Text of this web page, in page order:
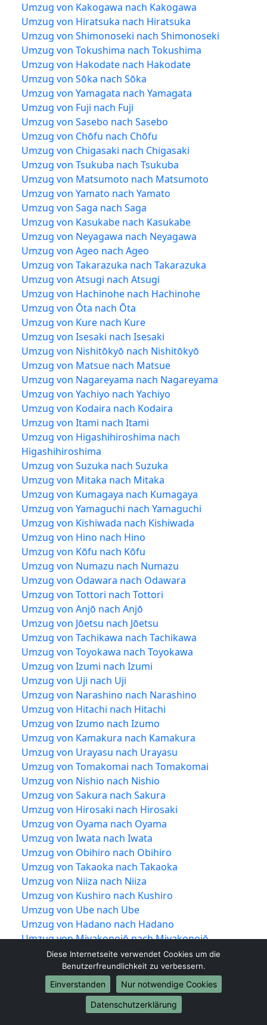
Umzug von Kakogawa nach Kakogawa
Umzug von Hiratsuka nach Hiratsuka
Umzug von Shimonoseki nach Shimonoseki
Umzug von Tokushima nach Tokushima
Umzug von Hakodate nach Hakodate
Umzug von Sōka nach Sōka
Umzug von Yamagata nach Yamagata
Umzug von Fuji nach Fuji
Umzug von Sasebo nach Sasebo
Umzug von Chōfu nach Chōfu
Umzug von Chigasaki nach Chigasaki
Umzug von Tsukuba nach Tsukuba
Umzug von Matsumoto nach Matsumoto
Umzug von Yamato nach Yamato
Umzug von Saga nach Saga
Umzug von Kasukabe nach Kasukabe
Umzug von Neyagawa nach Neyagawa
Umzug von Ageo nach Ageo
Umzug von Takarazuka nach Takarazuka
Umzug von Atsugi nach Atsugi
Umzug von Hachinohe nach Hachinohe
Umzug von Ōta nach Ōta
Umzug von Kure nach Kure
Umzug von Isesaki nach Isesaki
Umzug von Nishitōkyō nach Nishitōkyō
Umzug von Matsue nach Matsue
Umzug von Nagareyama nach Nagareyama
Umzug von Yachiyo nach Yachiyo
Umzug von Kodaira nach Kodaira
Umzug von Itami nach Itami
Umzug von Higashihiroshima nach
Higashihiroshima
Umzug von Suzuka nach Suzuka
Umzug von Mitaka nach Mitaka
Umzug von Kumagaya nach Kumagaya
Umzug von Yamaguchi nach Yamaguchi
Umzug von Kishiwada nach Kishiwada
Umzug von Hino nach Hino
Umzug von Kōfu nach Kōfu
Umzug von Numazu nach Numazu
Umzug von Odawara nach Odawara
Umzug von Tottori nach Tottori
Umzug von Anjō nach Anjō
Umzug von Jōetsu nach Jōetsu
Umzug von Tachikawa nach Tachikawa
Umzug von Toyokawa nach Toyokawa
Umzug von Izumi nach Izumi
Umzug von Uji nach Uji
Umzug von Narashino nach Narashino
Umzug von Hitachi nach Hitachi
Umzug von Izumo nach Izumo
Umzug von Kamakura nach Kamakura
Umzug von Urayasu nach Urayasu
Umzug von Tomakomai nach Tomakomai
Umzug von Nishio nach Nishio
Umzug von Sakura nach Sakura
Umzug von Hirosaki nach Hirosaki
Umzug von Oyama nach Oyama
Umzug von Iwata nach Iwata
Umzug von Obihiro nach Obihiro
Umzug von Takaoka nach Takaoka
Umzug von Niiza nach Niiza
Umzug von Kushiro nach Kushiro
Umzug von Ube nach Ube
Umzug von Hadano nach Hadano
Umzug von Miyakonojō nach Miyakonojō
Umzug von Matsusaka nach Matsusaka
Umzug von Ōgaki nach Ōgaki
Umzug von Hitachinaka nach Hitachinaka
Umzug von Tochigi nach Tochigi
Umzug von Ueda nach Ueda
Diese Internetseite verwendet Cookies um die
Benutzerfreundlichkeit zu verbessern.
Einverstanden
Nur notwendige Cookies
Datenschutzerklärung